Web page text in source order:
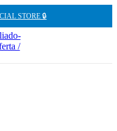
STORE 🔒